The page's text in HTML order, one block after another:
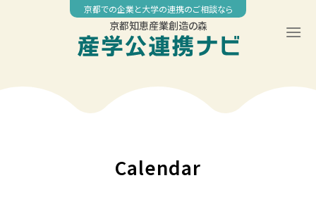
京都での企業と大学の連携のご相談なら
京都知恵産業創造の森
Calendar